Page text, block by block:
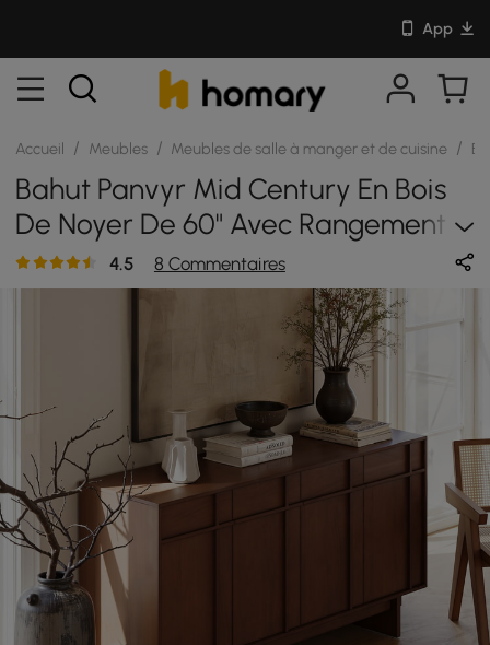
App
Accueil / Meubles / Meubles de salle à manger et de cuisine /
Bahut Panvyr Mid Century En Bois
De Noyer De 60" Avec Rangement
Et Étagères Réglables
4.5 8 Commentaires